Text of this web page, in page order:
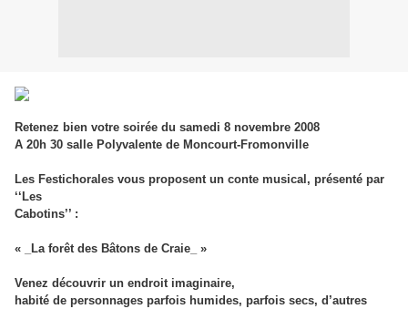
Retenez bien votre soirée du samedi 8 novembre 2008
A 20h 30 salle Polyvalente de Moncourt-Fromonville
Les Festichorales vous proposent un conte musical, présenté par
‘‘Les
Cabotins’’ :
« _La forêt des Bâtons de Craie_ »
Venez découvrir un endroit imaginaire,
habité de personnages parfois humides, parfois secs, d’autres